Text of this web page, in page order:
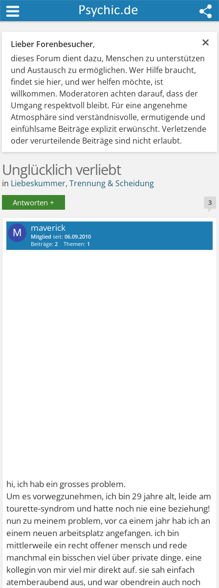
×
Lieber Forenbesucher,
dieses Forum dient dazu, Menschen zu unterstützen
und Austausch zu ermöglichen. Wer Hilfe braucht,
findet sie hier, und wer helfen möchte, ist
willkommen. Moderatoren achten darauf, dass der
Umgang respektvoll bleibt. Für eine angenehme
Atmosphäre sind verständnisvolle, ermutigende und
einfühlsame Beiträge explizit erwünscht. Verletzende
oder verurteilende Beiträge sind nicht erlaubt.
Unglücklich verliebt
in Liebeskummer, Trennung & Scheidung
Antworten + 3
M maverick
Mitglied seit:06.09.2010
Beiträge:2 Themen: 1
hi, ich hab ein grosses problem.
Um es vorwegzunehmen, ich bin 29 jahre alt, leide am
tourette-syndrom und hatte noch nie eine beziehung!
nun zu meinem problem, vor ca einem jahr hab ich an
einem neuen arbeitsplatz angefangen. ich bin
mittlerweile ein recht offener mensch und rede
manchmal ein bisschen viel über private dinge. eine
kollegin von mir viel mir direkt auf. sie sah einfach
atemberaubend aus, und war obendrein auch noch